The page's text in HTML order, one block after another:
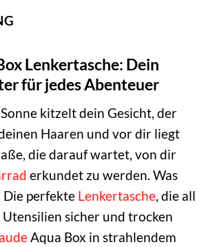
Lenkertasche: Dein
für jedes Abenteuer
kitzelt dein Gesicht, der
Haaren und vor dir liegt
die darauf wartet, von dir
erkundet zu werden. Was
perfekte Lenkertasche , die all
sicher und trocken
Aqua Box in strahlendem